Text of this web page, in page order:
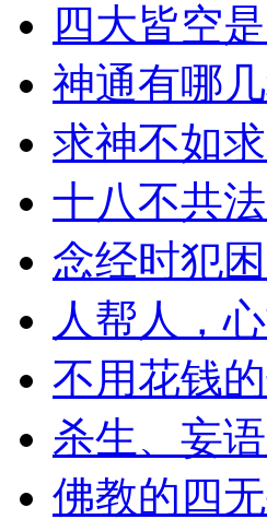
四大皆空
神通有哪
求神不如
十八不共
念经时犯
人帮人，
不用花钱
杀生、妄
佛教的四